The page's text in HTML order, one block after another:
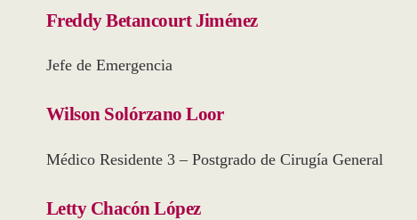
Freddy Betancourt Jiménez
Jefe de Emergencia
Wilson Solórzano Loor
Médico Residente 3 – Postgrado de Cirugía General
Letty Chacón López